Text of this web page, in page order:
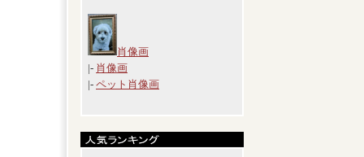
肖像画
|- 肖像画
|- ペット肖像画